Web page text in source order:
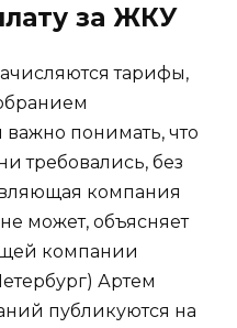
за ЖКУ
тарифы,
понимать, что
требовались, без
компания
может, объясняет
компании
Артем
публикуются на